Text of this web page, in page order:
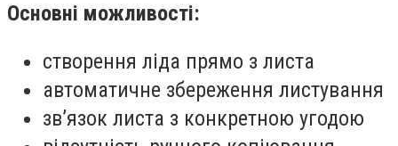
Основні можливості:
створення ліда прямо з листа
автоматичне збереження листування
зв’язок листа з конкретною угодою